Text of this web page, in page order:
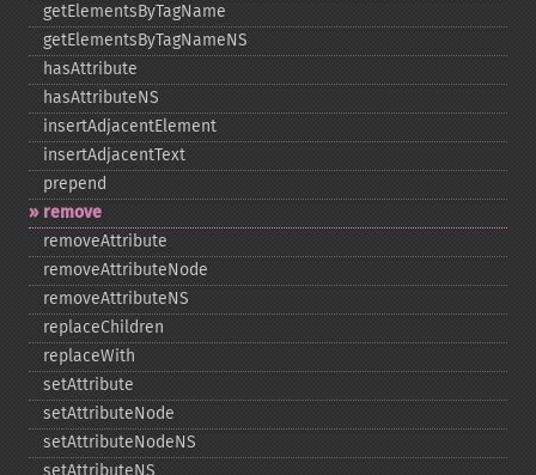
getElementsByTagName
getElementsByTagNameNS
hasAttribute
hasAttributeNS
insertAdjacentElement
insertAdjacentText
prepend
remove
removeAttribute
removeAttributeNode
removeAttributeNS
replaceChildren
replaceWith
setAttribute
setAttributeNode
setAttributeNodeNS
setAttributeNS